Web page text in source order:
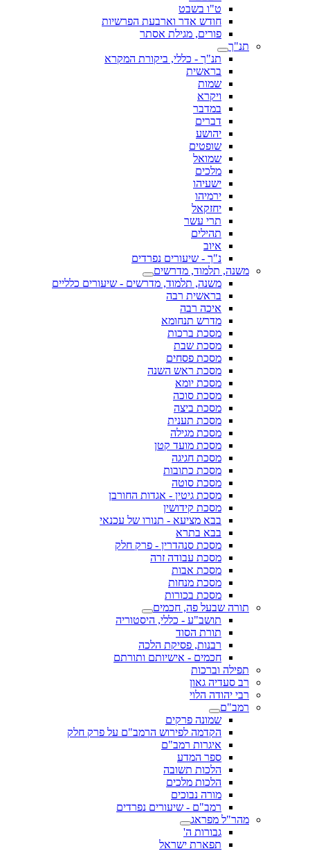
ט"ו בשבט
חודש אדר וארבעת הפרשיות
פורים, מגילת אסתר
תנ"ך
תנ"ך - כללי, ביקורת המקרא
בראשית
שמות
ויקרא
במדבר
דברים
יהושע
שופטים
שמואל
מלכים
ישעיהו
ירמיהו
יחזקאל
תרי עשר
תהילים
איוב
נ"ך - שיעורים נפרדים
משנה, תלמוד, מדרשים
משנה, תלמוד, מדרשים - שיעורים כלליים
בראשית רבה
איכה רבה
מדרש תנחומא
מסכת ברכות
מסכת שבת
מסכת פסחים
מסכת ראש השנה
מסכת יומא
מסכת סוכה
מסכת ביצה
מסכת תענית
מסכת מגילה
מסכת מועד קטן
מסכת חגיגה
מסכת כתובות
מסכת סוטה
מסכת גיטין - אגדות החורבן
מסכת קידושין
בבא מציעא - תנורו של עכנאי
בבא בתרא
מסכת סנהדרין - פרק חלק
מסכת עבודה זרה
מסכת אבות
מסכת מנחות
מסכת בכורות
תורה שבעל פה, חכמים
תושב"ע - כללי, היסטוריה
תורת הסוד
רבנות, פסיקת הלכה
חכמים - אישיותם ותורתם
תפילה וברכות
רב סעדיה גאון
רבי יהודה הלוי
רמב"ם
שמונה פרקים
הקדמה לפירוש הרמב"ם על פרק חלק
איגרות רמב"ם
ספר המדע
הלכות תשובה
הלכות מלכים
מורה נבוכים
רמב"ם - שיעורים נפרדים
מהר"ל מפראג
גבורות ה'
תפארת ישראל